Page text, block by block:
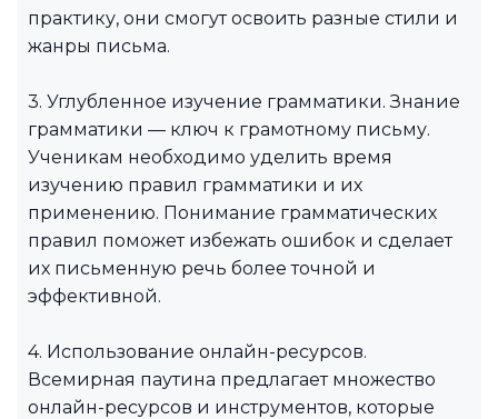
практику, они смогут освоить разные стили и
жанры письма.
3. Углубленное изучение грамматики. Знание
грамматики — ключ к грамотному письму.
Ученикам необходимо уделить время
изучению правил грамматики и их
применению. Понимание грамматических
правил поможет избежать ошибок и сделает
их письменную речь более точной и
эффективной.
4. Использование онлайн-ресурсов.
Всемирная паутина предлагает множество
онлайн-ресурсов и инструментов, которые